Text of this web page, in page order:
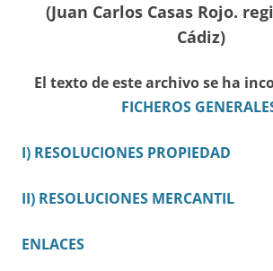
(Juan Carlos Casas Rojo.
Cádiz)
El texto de este archivo se ha
FICHEROS
I) RESOLUCIONES PROPIEDAD
II) RESOLUCIONES MERCANTIL
ENLACES